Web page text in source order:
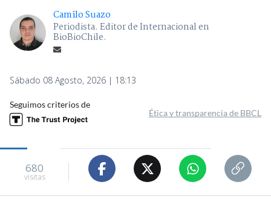
Camilo Suazo
Periodista. Editor de Internacional en
BioBioChile.
Sábado 08 Agosto, 2026 | 18:13
Seguimos criterios de
Ética y transparencia de BBCL
680
visitas